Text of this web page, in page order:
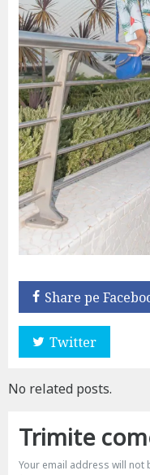
Share pe
Twitter
No related posts.
Trimite
Your email address will not